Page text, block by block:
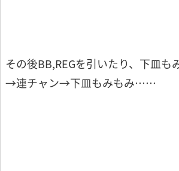
その後BB,REGを引いたり、下皿
→連チャン→下皿もみもみ……